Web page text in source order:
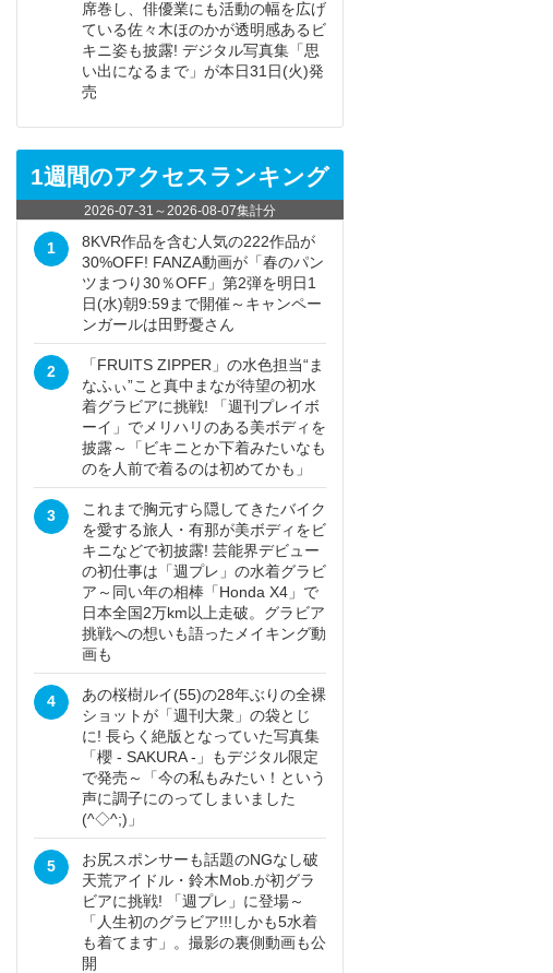
席巻し、俳優業にも活動の幅を広げ
ている佐々木ほのかが透明感あるビ
キニ姿も披露! デジタル写真集「思
い出になるまで」が本日31日(火)発
売
1週間のアクセスランキング
2026-07-31 ～2026-08-07集計分
1
8KVR作品を含む人気の222作品が
30%OFF! FANZA動画が「春のパン
ツまつり30％OFF」第2弾を明日1
日(水)朝9:59まで開催～キャンペー
ンガールは田野憂さん
2
「FRUITS ZIPPER」の水色担当“ま
なふぃ”こと真中まなが待望の初水
着グラビアに挑戦! 「週刊プレイボ
ーイ」でメリハリのある美ボディを
披露～「ビキニとか下着みたいなも
のを人前で着るのは初めてかも」
3
これまで胸元すら隠してきたバイク
を愛する旅人・有那が美ボディをビ
キニなどで初披露! 芸能界デビュー
の初仕事は「週プレ」の水着グラビ
ア～同い年の相棒「Honda X4」で
日本全国2万km以上走破。グラビア
挑戦への想いも語ったメイキング動
画も
4
あの桜樹ルイ(55)の28年ぶりの全裸
ショットが「週刊大衆」の袋とじ
に! 長らく絶版となっていた写真集
「櫻 - SAKURA -」もデジタル限定
で発売～「今の私もみたい！という
声に調子にのってしまいました
(^◇^;)」
5
お尻スポンサーも話題のNGなし破
天荒アイドル・鈴木Mob.が初グラ
ビアに挑戦! 「週プレ」に登場～
「人生初のグラビア!!!しかも5水着
も着てます」。撮影の裏側動画も公
開